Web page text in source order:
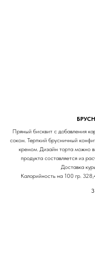
Пряный бисквит с добавления
соком. Терпкий брусничный
кремом. Дизайн торта можно
продукта составляется из
Доставка
Калорийность на 100 гр.